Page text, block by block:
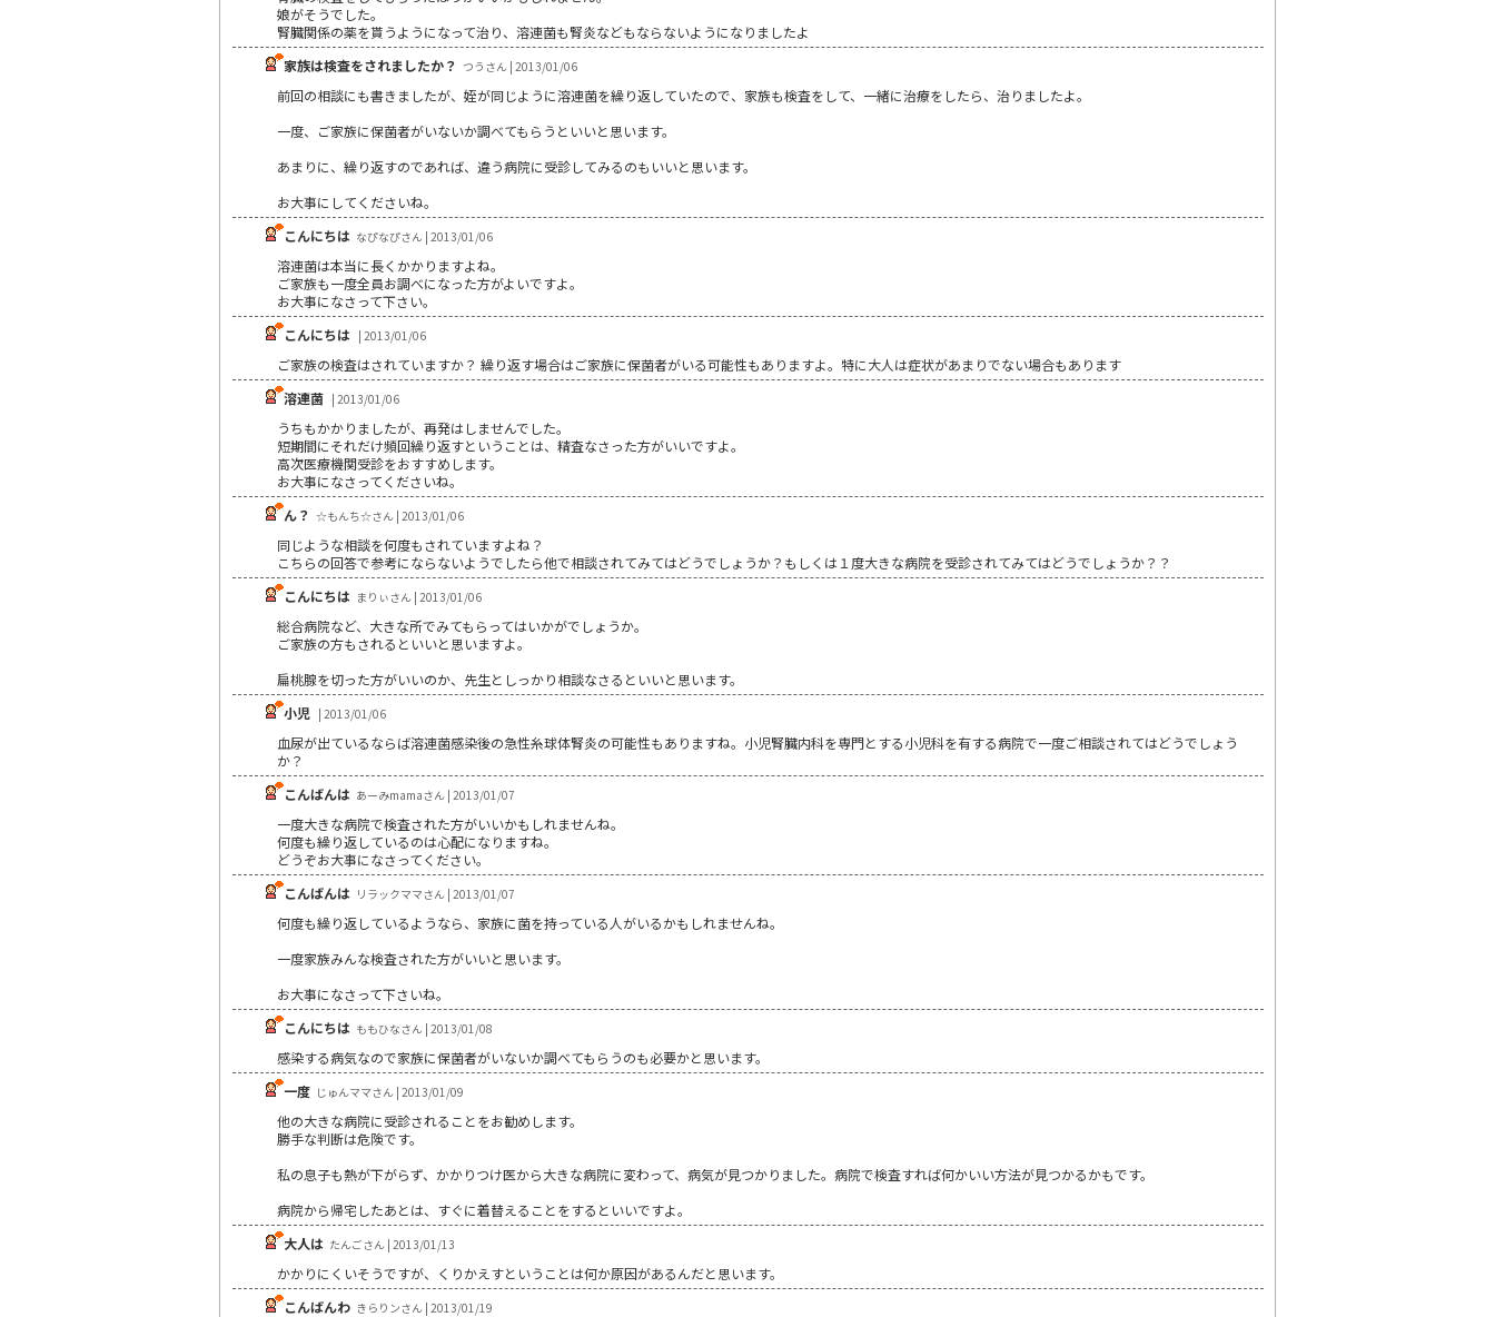
娘がそうでした。
腎臓関係の薬を貰うようになって治り、溶連菌も腎炎などもならないようになりましたよ
家族は検査をされましたか？ つうさん | 2013/01/06
前回の相談にも書きましたが、姪が同じように溶連菌を繰り返していたので、家族も検査をして、一緒に治療をしたら、治りましたよ。
一度、ご家族に保菌者がいないか調べてもらうといいと思います。
あまりに、繰り返すのであれば、違う病院に受診してみるのもいいと思います。
お大事にしてくださいね。
こんにちは なぴなぴさん | 2013/01/06
溶連菌は本当に長くかかりますよね。
ご家族も一度全員お調べになった方がよいですよ。
お大事になさって下さい。
こんにちは | 2013/01/06
ご家族の検査はされていますか？ 繰り返す場合はご家族に保菌者がいる可能性もありますよ。特に大人は症状があまりでない場合もあります
溶連菌 | 2013/01/06
うちもかかりましたが、再発はしませんでした。
短期間にそれだけ頻回繰り返すということは、精査なさった方がいいですよ。
高次医療機関受診をおすすめします。
お大事になさってくださいね。
ん？ ☆もんち☆さん | 2013/01/06
同じような相談を何度もされていますよね？
こちらの回答で参考にならないようでしたら他で相談されてみてはどうでしょうか？もしくは１度大きな病院を受診されてみてはどうでしょうか？？
こんにちは まりぃさん | 2013/01/06
総合病院など、大きな所でみてもらってはいかがでしょうか。
ご家族の方もされるといいと思いますよ。
扁桃腺を切った方がいいのか、先生としっかり相談なさるといいと思います。
小児 | 2013/01/06
血尿が出ているならば溶連菌感染後の急性糸球体腎炎の可能性もありますね。小児腎臓内科を専門とする小児科を有する病院で一度ご相談されてはどうでしょう
か？
こんばんは あーみmamaさん | 2013/01/07
一度大きな病院で検査された方がいいかもしれませんね。
何度も繰り返しているのは心配になりますね。
どうぞお大事になさってください。
こんばんは リラックママさん | 2013/01/07
何度も繰り返しているようなら、家族に菌を持っている人がいるかもしれませんね。
一度家族みんな検査された方がいいと思います。
お大事になさって下さいね。
こんにちは ももひなさん | 2013/01/08
感染する病気なので家族に保菌者がいないか調べてもらうのも必要かと思います。
一度 じゅんママさん | 2013/01/09
他の大きな病院に受診されることをお勧めします。
勝手な判断は危険です。
私の息子も熱が下がらず、かかりつけ医から大きな病院に変わって、病気が見つかりました。病院で検査すれば何かいい方法が見つかるかもです。
病院から帰宅したあとは、すぐに着替えることをするといいですよ。
大人は たんごさん | 2013/01/13
かかりにくいそうですが、くりかえすということは何か原因があるんだと思います。
こんばんわ きらりンさん | 2013/01/19